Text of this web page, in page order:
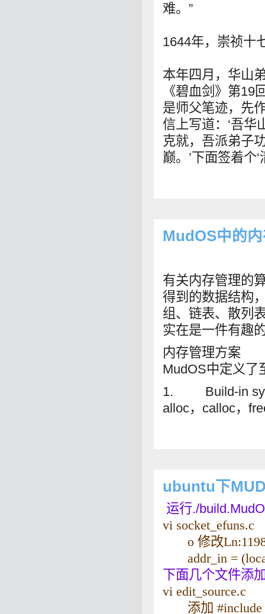
难。”
1644年，崇祯十
本年四月，华山
《碧血剑》第19
是师父笔迹，先
信上写道：‘吾华
克就，吾派弟子
巅。’下面签着个‘
MudOS中的
有关内存管理的
得到的数据结构
组、链表、散列
实在是一件有趣
内存管理方案
MudOS中定义了
1. Build-in
alloc，calloc，
ubuntu下
运行./
vi socket_efuns.c
o 修改
addr_in = (local
下面几个文件添
vi edit_source.c
添加 #include